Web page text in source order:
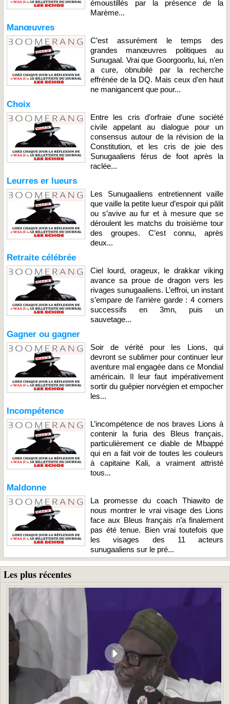
émoustillés par la présence de la
Marème...
Manœuvres
C’est assurément le temps des
grandes manœuvres politiques au
Sunugaal. Vrai que Goorgoorlu, lui, n’en
a cure, obnubilé par la recherche
effrénée de la DQ. Mais ceux d’en haut
ne manigancent que pour...
Choix
Entre les cris d’orfraie d’une société
civile appelant au dialogue pour un
consensus autour de la révision de la
Constitution, et les cris de joie des
Sunugaaliens férus de foot après la
raclée...
Leurres er lueurs
Les Sunugaaliens entretiennent vaille
que vaille la petite lueur d’espoir qui pâlit
ou s’avive au fur et à mesure que se
déroulent les matchs du troisième tour
des groupes. C’est connu, après
deux...
Retraite célébrée
Ciel lourd, orageux, le drakkar viking
avance sa proue de dragon vers les
rivages sunugaaliens. L’effroi, un instant
s’empare de l’arrière garde : 4 corners
successifs en 3mn, puis un
sauvetage...
Gagner ou gagner
Soir de vérité pour les Lions, qui
devront se sublimer pour continuer leur
aventure mal engagée dans ce Mondial
américain. Il leur faut impérativement
sortir du guêpier norvégien et empocher
les...
Incompétence
L’incompétence de nos braves Lions à
contenir la furia des Bleus français,
particulièrement ce diable de Mbappé
qui en a fait voir de toutes les couleurs
à capitaine Kali, a vraiment attristé
tous...
Maldonne
La promesse du coach Thiawito de
nous montrer le vrai visage des Lions
face aux Bleus français n’a finalement
pas été tenue. Bien vrai toutefois que
les visages des 11 acteurs
sunugaaliens sur le pré...
Les plus récentes